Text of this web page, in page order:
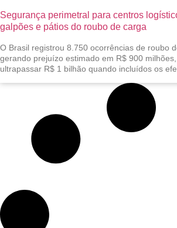
Segurança perimetral para centros
galpões e pátios do roubo de carga
O Brasil registrou 8.750 ocorrências de roubo
gerando prejuízo estimado em R$ 900
ultrapassar R$ 1 bilhão quando incluídos os